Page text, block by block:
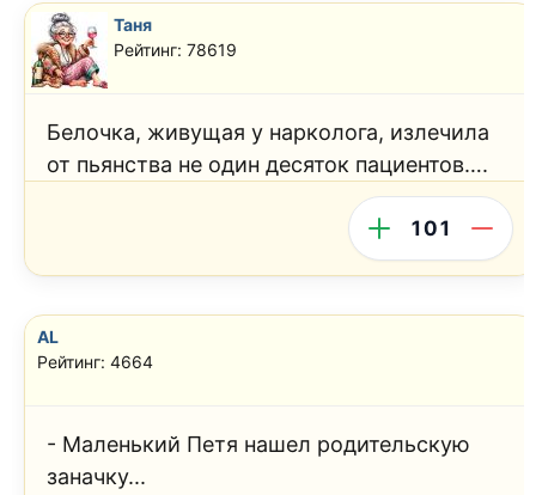
Таня
Рейтинг: 78619
Белочка, живущая у нарколога, излечила
от пьянства не один десяток пациентов….
101
AL
Рейтинг: 4664
- Маленький Петя нашел родительскую
заначку...